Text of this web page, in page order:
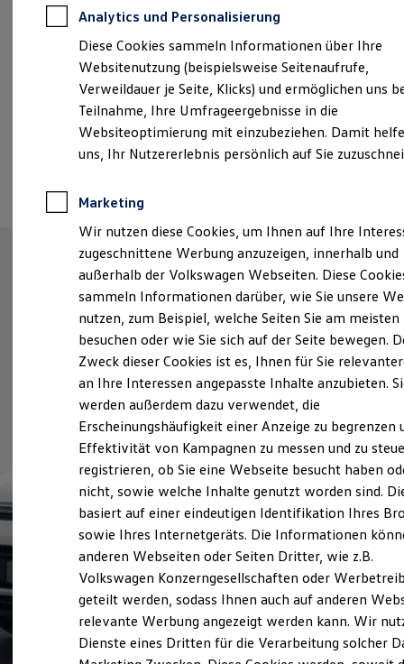
Autokredit mit Schlussrate
Versicherungen und Garantien
Kfz-Versicherung
Restschuldversicherungen
Garantien
Wartungsverträge
Geschäftskunden
Professional Class bei Volkswagen
Großkunden
Behörden
Anpfiff zum Gewinn
Elektroautos
ID. Tutorials
Elektrofahrzeugkonzepte
Reichweite
Reichweite der ID. Modelle
Reichweite im Winter
Laden
Laden unterwegs
Laden Zuhause
Ladezeitensimulator
Batterie
Sicherheit
Garantie und Lebensdauer
Nachhaltigkeit
Technologie
Kosten und Kauf
Verbrauchskosten
Kaufoptionen
E-Auto-Förderung
Software und Konnektivität
Die ID. Software 6
ID. Software Versionen und Updates
Digitale Extras
Schnittstellen zu Ihrem ID.
Analytics und Personalisierung
Diese Cookies sammeln Informationen über Ihre
Websitenutzung (beispielsweise Seitenaufrufe,
Verweildauer je Seite, Klicks) und ermöglichen uns
Teilnahme, Ihre Umfrageergebnisse in die
Websiteoptimierung mit einzubeziehen. Damit
uns, Ihr Nutzererlebnis persönlich auf Sie
Marketing
Wir nutzen diese Cookies, um Ihnen auf Ihre
zugeschnittene Werbung anzuzeigen, innerhalb und
außerhalb der Volkswagen Webseiten. Diese
sammeln Informationen darüber, wie Sie unsere
nutzen, zum Beispiel, welche Seiten Sie am meisten
besuchen oder wie Sie sich auf der Seite bewegen.
Zweck dieser Cookies ist es, Ihnen für Sie
an Ihre Interessen angepasste Inhalte anzubieten.
werden außerdem dazu verwendet, die
Erscheinungshäufigkeit einer Anzeige zu begrenzen
Effektivität von Kampagnen zu messen und zu
registrieren, ob Sie eine Webseite besucht haben
nicht, sowie welche Inhalte genutzt worden sind.
basiert auf einer eindeutigen Identifikation Ihres
sowie Ihres Internetgeräts. Die Informationen
anderen Webseiten oder Seiten Dritter, wie z.B.
Volkswagen Konzerngesellschaften oder
geteilt werden, sodass Ihnen auch auf anderen
relevante Werbung angezeigt werden kann. Wir
Dienste eines Dritten für die Verarbeitung solcher